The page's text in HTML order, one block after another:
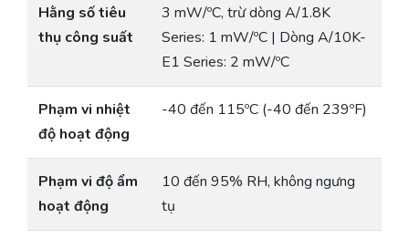
Hằng số tiêu
thụ công suất
3 mW/ºC, trừ dòng A/1.8K
Series: 1 mW/ºC | Dòng A/10K-
E1 Series: 2 mW/ºC
Phạm vi nhiệt
độ hoạt động
-40 đến 115ºC (-40 đến 239ºF)
Phạm vi độ ẩm
hoạt động
10 đến 95% RH, không ngưng
tụ